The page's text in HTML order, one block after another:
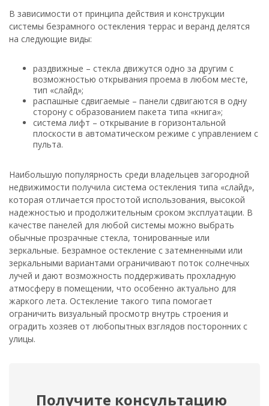
В зависимости от принципа действия и конструкции
системы безрамного остекления террас и веранд делятся
на следующие виды:
раздвижные – стекла движутся одно за другим с
возможностью открывания проема в любом месте,
тип «слайд»;
распашные сдвигаемые – панели сдвигаются в одну
сторону с образованием пакета типа «книга»;
система лифт – открывание в горизонтальной
плоскости в автоматическом режиме с управлением с
пульта.
Наибольшую популярность среди владельцев загородной
недвижимости получила система остекления типа «слайд»,
которая отличается простотой использования, высокой
надежностью и продолжительным сроком эксплуатации. В
качестве панелей для любой системы можно выбрать
обычные прозрачные стекла, тонированные или
зеркальные. Безрамное остекление с затемненными или
зеркальными вариантами ограничивают поток солнечных
лучей и дают возможность поддерживать прохладную
атмосферу в помещении, что особенно актуально для
жаркого лета. Остекление такого типа помогает
ограничить визуальный просмотр внутрь строения и
оградить хозяев от любопытных взглядов посторонних с
улицы.
Получите консультацию